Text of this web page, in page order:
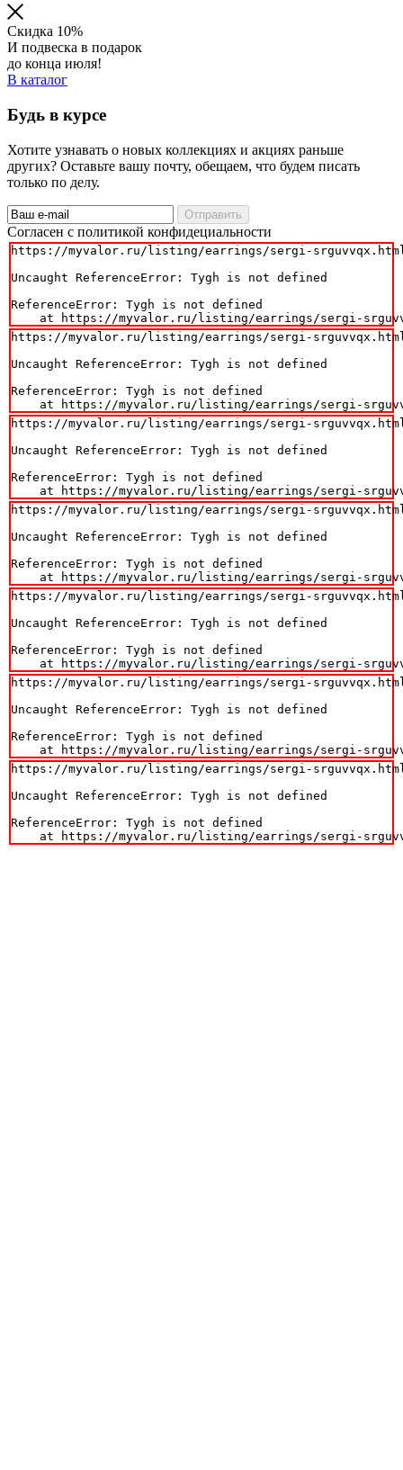
Скидка 10%
И подвеска в подарок
до конца июля!
В каталог
Будь в курсе
Хотите узнавать о новых коллекциях и акциях раньше
других? Оставьте вашу почту, обещаем, что будем писать
только по делу.
Отправить
Cогласен с политикой конфидециальности
https://myvalor.ru/listing/earrings/sergi-
Uncaught ReferenceError: Tygh is not defined
ReferenceError: Tygh is not defined
at https://myvalor.ru/listing/earrings/sergi-
https://myvalor.ru/listing/earrings/sergi-
Uncaught ReferenceError: Tygh is not defined
ReferenceError: Tygh is not defined
at https://myvalor.ru/listing/earrings/sergi-
https://myvalor.ru/listing/earrings/sergi-
Uncaught ReferenceError: Tygh is not defined
ReferenceError: Tygh is not defined
at https://myvalor.ru/listing/earrings/sergi-
https://myvalor.ru/listing/earrings/sergi-
Uncaught ReferenceError: Tygh is not defined
ReferenceError: Tygh is not defined
at https://myvalor.ru/listing/earrings/sergi-
https://myvalor.ru/listing/earrings/sergi-
Uncaught ReferenceError: Tygh is not defined
ReferenceError: Tygh is not defined
at https://myvalor.ru/listing/earrings/sergi-
https://myvalor.ru/listing/earrings/sergi-
Uncaught ReferenceError: Tygh is not defined
ReferenceError: Tygh is not defined
at https://myvalor.ru/listing/earrings/sergi-
https://myvalor.ru/listing/earrings/sergi-
Uncaught ReferenceError: Tygh is not defined
ReferenceError: Tygh is not defined
at https://myvalor.ru/listing/earrings/sergi-